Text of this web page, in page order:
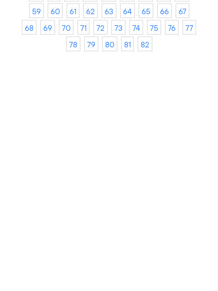
59
60 61 62 63 64 65 66
67
68
69 70 71 72 73 74 75 76
77
78
79 80 81 82